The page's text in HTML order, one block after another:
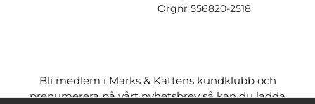
Orgnr 556820-2518
Bli medlem i Marks & Kattens kundklubb och
prenumerera på vårt nyhetsbrev så kan du ladda